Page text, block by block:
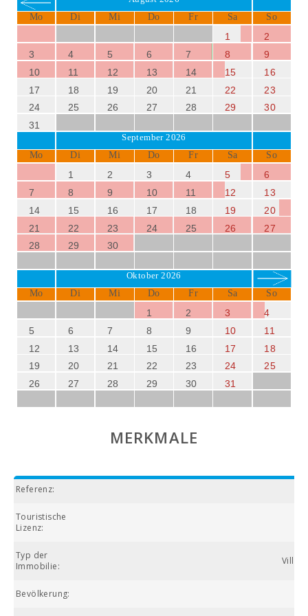
Mo Di Mi Do Fr Sa So
1
2
3
4 5 6 7 8
9
10
11 12 13 14 15
16
17
18 19 20 21 22
23
24
25 26 27 28 29
30
31
September 2026
Mo Di Mi Do Fr Sa So
1 2 3 4 5
6
7
8 9 10 11 12
13
14
15 16 17 18 19
20
21
22 23 24 25 26
27
28
29 30
Oktober 2026
Mo Di Mi Do Fr Sa So
1 2 3
4
5
6 7 8 9 10
11
12
13 14 15 16 17
18
19
20 21 22 23 24
25
26
27 28 29 30 31
MERKMALE
Referenz:
Touristische
Lizenz:
Typ der
Immobilie:
Villa
Bevölkerung: